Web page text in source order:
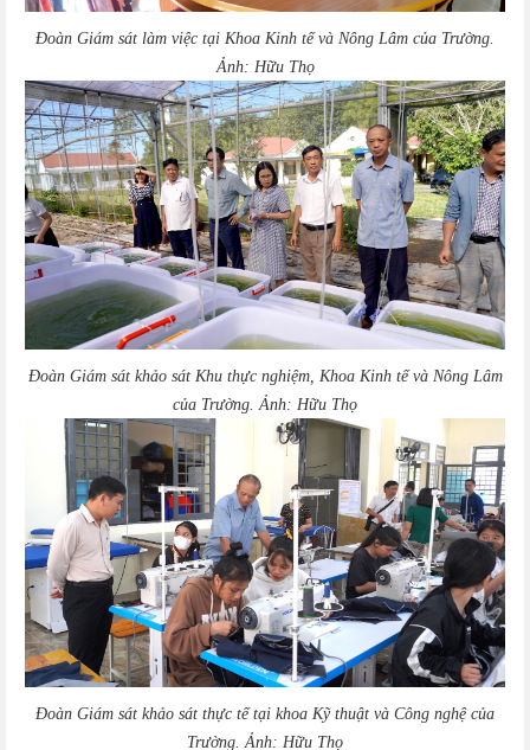
Đoàn Giám sát làm việc tại Khoa Kinh tế và Nông Lâm của Trường.
Ảnh: Hữu Thọ
Đoàn Giám sát khảo sát Khu thực nghiệm, Khoa Kinh tế và Nông Lâm
của Trường. Ảnh: Hữu Thọ
Đoàn Giám sát khảo sát thực tế tại khoa Kỹ thuật và Công nghệ của
Trường. Ảnh: Hữu Thọ